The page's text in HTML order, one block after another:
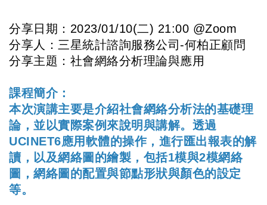
分享日期：2023/01/10(二) 21:00 @Zoom
分享人：三星統計諮詢服務公司-何柏正顧問
分享主題：社會網絡分析理論與應用
課程簡介：
本次演講主要是介紹社會網絡分析法的基礎理
論，並以實際案例來說明與講解。透過
UCINET6應用軟體的操作，進行匯出報表的解
讀，以及網絡圖的繪製，包括1模與2模網絡
圖，網絡圖的配置與節點形狀與顏色的設定
等。